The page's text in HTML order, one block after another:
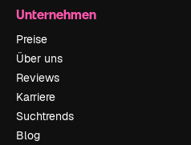
Unternehmen
Preise
Über uns
Reviews
Karriere
Suchtrends
Blog